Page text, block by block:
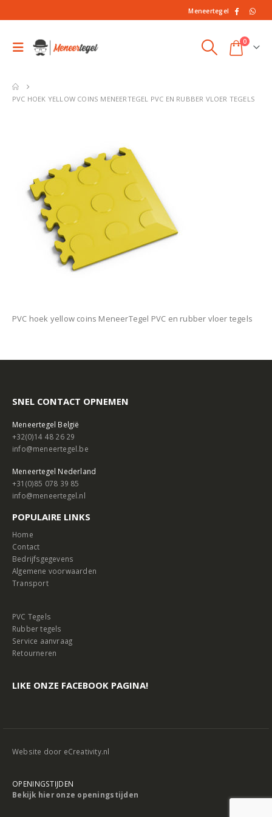
Meneertegel
0
PVC HOEK YELLOW COINS MENEERTEGEL PVC EN RUBBER VLOER TEGELS
PVC hoek yellow coins MeneerTegel PVC en rubber vloer tegels
SNEL CONTACT OPNEMEN
Meneertegel België
+32(0)14 48 26 29
info@meneertegel.be
Meneertegel Nederland
+31(0)85 078 39 85
info@meneertegel.nl
POPULAIRE LINKS
Home
Contact
Bedrijfsgegevens
Algemene voorwaarden
Transport
PVC Tegels
Rubber tegels
Service aanvraag
Retourneren
LIKE ONZE FACEBOOK PAGINA!
Website door eCreativity.nl
OPENINGSTIJDEN
Bekijk hier onze openingstijden